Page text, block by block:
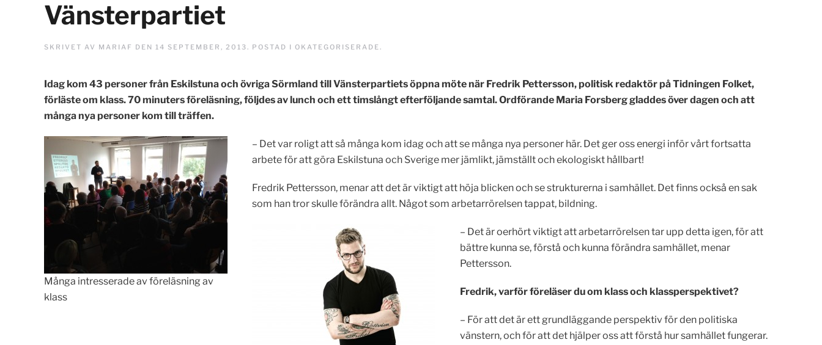
Vänsterpartiet
SKRIVET AV MARIAF DEN 14 SEPTEMBER, 2013. POSTAD I OKATEGORISERADE.
Idag kom 43 personer från Eskilstuna och övriga Sörmland till Vänsterpartiets öppna möte när Fredrik Pettersson, politisk redaktör på Tidningen Folket,
förläste om klass. 70 minuters föreläsning, följdes av lunch och ett timslångt efterföljande samtal. Ordförande Maria Forsberg gladdes över dagen och att
många nya personer kom till träffen.
Många intresserade av föreläsning av
klass
– Det var roligt att så många kom idag och att se många nya personer här. Det ger oss energi inför vårt fortsatta
arbete för att göra Eskilstuna och Sverige mer jämlikt, jämställt och ekologiskt hållbart!
Fredrik Pettersson, menar att det är viktigt att höja blicken och se strukturerna i samhället. Det finns också en sak
som han tror skulle förändra allt. Något som arbetarrörelsen tappat, bildning.
– Det är oerhört viktigt att arbetarrörelsen tar upp detta igen, för att
bättre kunna se, förstå och kunna förändra samhället, menar
Pettersson.
Fredrik, varför föreläser du om klass och klassperspektivet?
– För att det är ett grundläggande perspektiv för den politiska
vänstern, och för att det hjälper oss att förstå hur samhället fungerar.